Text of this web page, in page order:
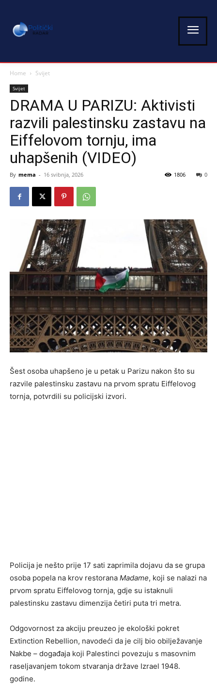
Home Svijet
Svijet
DRAMA U PARIZU: Aktivisti
razvili palestinsku zastavu na
Eiffelovom tornju, ima
uhapšenih (VIDEO)
By mema - 16 svibnja, 2026 0
1806
Šest osoba uhapšeno je u petak u Parizu nakon što su
razvile palestinsku zastavu na prvom spratu Eiffelovog
tornja, potvrdili su policijski izvori.
Policija je nešto prije 17 sati zaprimila dojavu da se grupa
osoba popela na krov restorana Madame, koji se nalazi na
prvom spratu Eiffelovog tornja, gdje su istaknuli
palestinsku zastavu dimenzija četiri puta tri metra.
Odgovornost za akciju preuzeo je ekološki pokret
Extinction Rebellion, navodeći da je cilj bio obilježavanje
Nakbe – događaja koji Palestinci povezuju s masovnim
raseljavanjem tokom stvaranja države Izrael 1948.
godine.